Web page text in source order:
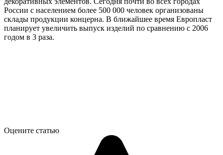
России с населением более 500 000 человек организованы
склады продукции концерна. В ближайшее время Европласт
планирует увеличить выпуск изделий по сравнению с 2006
годом в 3 раза.
Оцените статью